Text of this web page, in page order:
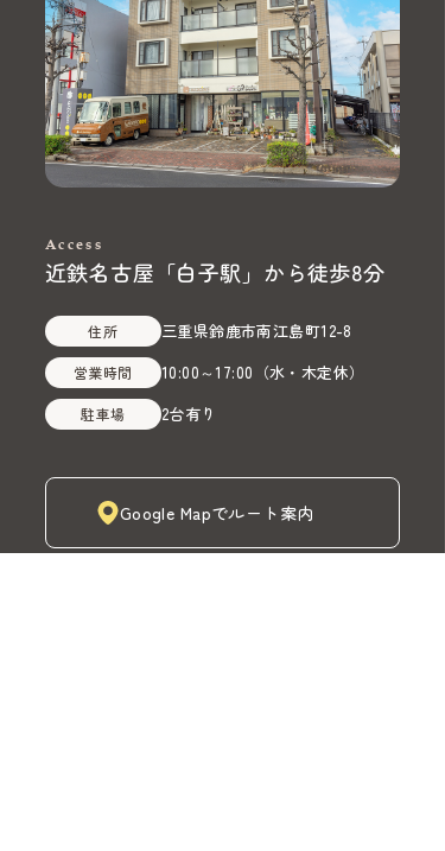
Access
近鉄名古屋「白子駅」から徒歩8分
住所 三重県鈴鹿市南江島町12-8
営業時間 10:00～17:00 （水・木定休）
駐車場 2台有り
Google Mapでルート案内